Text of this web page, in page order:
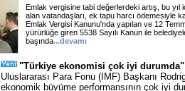
Emlak vergisine tabi değerlerdeki artış, bu yıl
alan vatandaşları, ek tapu harcı ödemesiyle
Emlak Vergisi Kanunu'nda yapılan ve 12
yürürlüğe giren 5538 Sayılı Kanun ile
başında...devamı
"Türkiye ekonomisi çok iyi durumda"
Uluslararası Para Fonu (IMF) Başkanı
ekonomik büyüme performansının çok iyi